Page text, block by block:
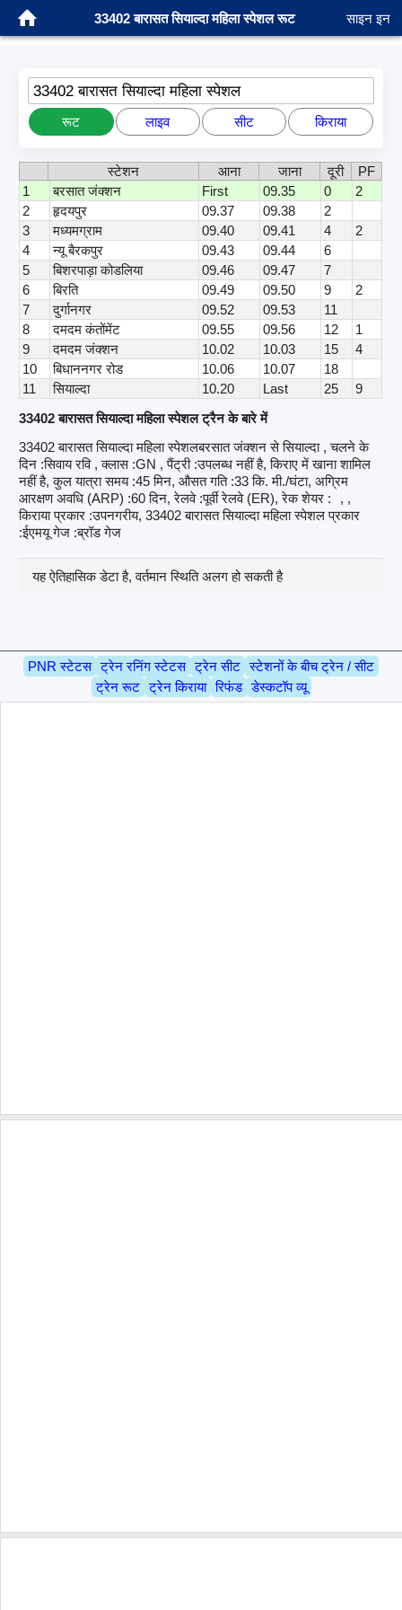
33402 बारासत सियाल्दा महिला स्पेशल रूट साइन इन
33402 बारासत सियाल्दा महिला स्पेशल
रूट लाइव सीट किराया
स्टेशन आना जाना दूरी
PF
1
बरसात जंक्शन First 09.35 0
2
2
हृदयपुर 09.37 09.38
2
3
मध्यमग्राम 09.40 09.41 4
2
4
न्यू बैरकपुर 09.43 09.44
6
5
बिशरपाड़ा कोडलिया 09.46 09.47
7
6
बिरति 09.49 09.50 9
2
7
दुर्गानगर 09.52 09.53
11
8
दमदम कंतोंमेंट 09.55 09.56 12
1
9
दमदम जंक्शन 10.02 10.03 15
4
10
बिधाननगर रोड 10.06 10.07
18
11
सियाल्दा 10.20 Last 25
9
33402 बारासत सियाल्दा महिला स्पेशल ट्रैन के बारे में
33402 बारासत सियाल्दा महिला स्पेशलबरसात जंक्शन से सियाल्दा , चलने के
दिन :सिवाय रवि , क्लास :GN , पैंट्री :उपलब्ध नहीं है, किराए में खाना शामिल
नहीं है, कुल यात्रा समय :45 मिन, औसत गति :33 कि. मी./घंटा, अग्रिम
आरक्षण अवधि (ARP) :60 दिन, रेलवे :पूर्वी रेलवे (ER), रेक शेयर :
, ,
किराया प्रकार :उपनगरीय, 33402 बारासत सियाल्दा महिला स्पेशल प्रकार
:ईएमयू गेज :ब्रॉड गेज
यह ऐतिहासिक डेटा है, वर्तमान स्थिति अलग हो सकती है
PNR स्टेटस ट्रेन रनिंग स्टेटस ट्रेन सीट स्टेशनों के बीच ट्रेन / सीट
ट्रेन रूट ट्रेन किराया रिफंड डेस्कटॉप व्यू